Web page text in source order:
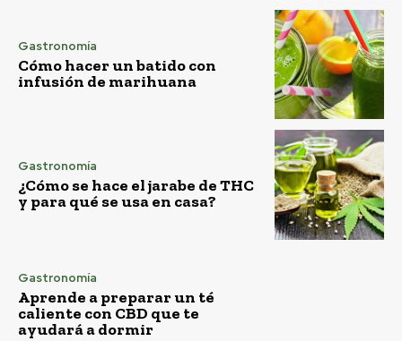
Gastronomía
Cómo hacer un batido con
infusión de marihuana
Gastronomía
¿Cómo se hace el jarabe de THC
y para qué se usa en casa?
Gastronomía
Aprende a preparar un té
caliente con CBD que te
ayudará a dormir